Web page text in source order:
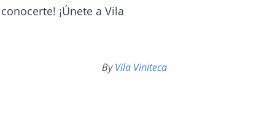
¡Únete a Vila
ByVila Viniteca